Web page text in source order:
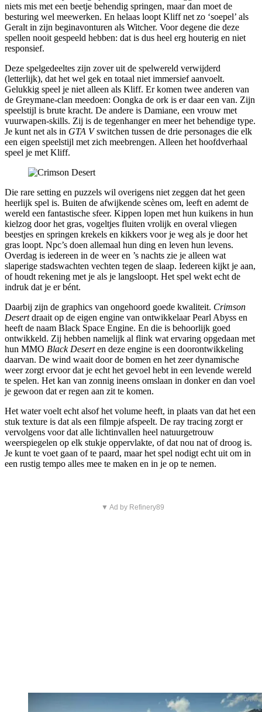
niets mis met een beetje behendig springen, maar dan moet de
besturing wel meewerken. En helaas loopt Kliff net zo ‘soepel’ als
Geralt in zijn beginavonturen als Witcher. Voor degene die deze
spellen nooit gespeeld hebben: dat is dus heel erg houterig en niet
responsief.
Deze spelgedeeltes zijn zover uit de spelwereld verwijderd
(letterlijk), dat het wel gek en totaal niet immersief aanvoelt.
Gelukkig speel je niet alleen als Kliff. Er komen twee anderen van
de Greymane-clan meedoen: Oongka de ork is er daar een van. Zijn
speelstijl is brute kracht. De andere is Damiane, een vrouw met
vuurwapen-skills. Zij is de tegenhanger en meer het behendige type.
Je kunt net als in GTA Vswitchen tussen de drie personages die elk
een eigen speelstijl met zich meebrengen. Alleen het hoofdverhaal
speel je met Kliff.
Die rare setting en puzzels wil overigens niet zeggen dat het geen
heerlijk spel is. Buiten de afwijkende scènes om, leeft en ademt de
wereld een fantastische sfeer. Kippen lopen met hun kuikens in hun
kielzog door het gras, vogeltjes fluiten vrolijk en overal vliegen
beestjes en springen krekels en kikkers voor je weg als je door het
gras loopt. Npc’s doen allemaal hun ding en leven hun levens.
Overdag is iedereen in de weer en ’s nachts zie je alleen wat
slaperige stadswachten vechten tegen de slaap. Iedereen kijkt je aan,
of houdt rekening met je als je langsloopt. Het spel wekt echt de
indruk dat je er bént.
Daarbij zijn de graphics van ongehoord goede kwaliteit. Crimson
Desertdraait op de eigen engine van ontwikkelaar Pearl Abyss en
heeft de naam Black Space Engine. En die is behoorlijk goed
ontwikkeld. Zij hebben namelijk al flink wat ervaring opgedaan met
hun MMO Black Deserten deze engine is een doorontwikkeling
daarvan. De wind waait door de bomen en het zeer dynamische
weer zorgt ervoor dat je echt het gevoel hebt in een levende wereld
te spelen. Het kan van zonnig ineens omslaan in donker en dan voel
je gewoon dat er regen aan zit te komen.
Het water voelt echt alsof het volume heeft, in plaats van dat het een
stuk texture is dat als een filmpje afspeelt. De ray tracing zorgt er
vervolgens voor dat alle lichtinvallen heel natuurgetrouw
weerspiegelen op elk stukje oppervlakte, of dat nou nat of droog is.
Je kunt te voet gaan of te paard, maar het spel nodigt echt uit om in
een rustig tempo alles mee te maken en in je op te nemen.
▼ Ad by Refinery89